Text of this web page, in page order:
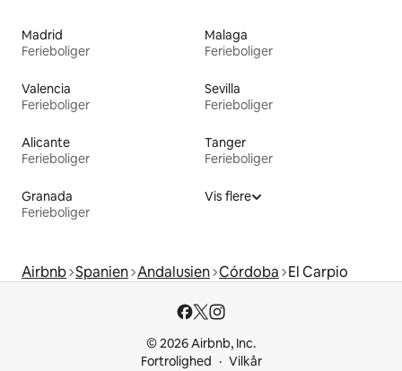
Madrid
Ferieboliger
Malaga
Ferieboliger
Valencia
Ferieboliger
Sevilla
Ferieboliger
Alicante
Ferieboliger
Tanger
Ferieboliger
Granada
Ferieboliger
Vis flere
Airbnb Spanien Andalusien Córdoba El Carpio
© 2026 Airbnb, Inc.
Fortrolighed
Vilkår